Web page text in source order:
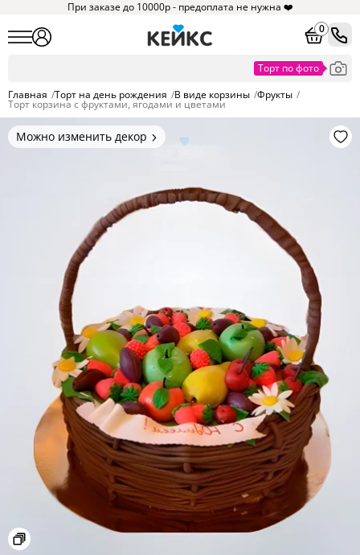
При заказе до 10000р - предоплата не нужна ❤️
0
Главная /Торт на день рождения /В виде корзины /Фрукты /
Торт корзина с фруктами, ягодами и цветами
Можно изменить декор
Цвет покрытия, надписи,